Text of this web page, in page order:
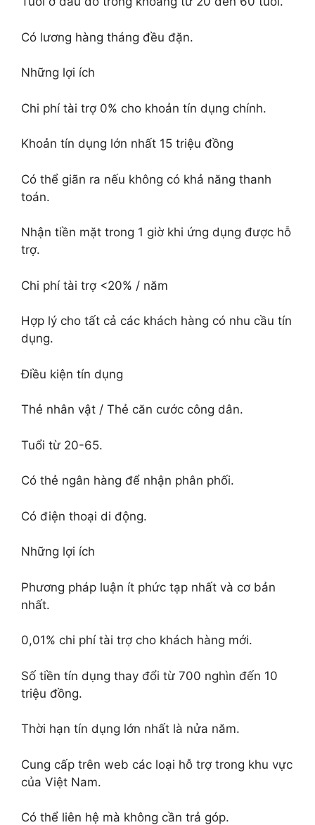
Có lương hàng tháng đều đặn.
Những lợi ích
Chi phí tài trợ 0% cho khoản tín dụng chính.
Khoản tín dụng lớn nhất 15 triệu đồng
Có thể giãn ra nếu không có khả năng thanh
toán.
Nhận tiền mặt trong 1 giờ khi ứng dụng được hỗ
trợ.
Chi phí tài trợ <20% / năm
Hợp lý cho tất cả các khách hàng có nhu cầu tín
dụng.
Điều kiện tín dụng
Thẻ nhân vật / Thẻ căn cước công dân.
Tuổi từ 20-65.
Có thẻ ngân hàng để nhận phân phối.
Có điện thoại di động.
Những lợi ích
Phương pháp luận ít phức tạp nhất và cơ bản
nhất.
0,01% chi phí tài trợ cho khách hàng mới.
Số tiền tín dụng thay đổi từ 700 nghìn đến 10
triệu đồng.
Thời hạn tín dụng lớn nhất là nửa năm.
Cung cấp trên web các loại hỗ trợ trong khu vực
của Việt Nam.
Có thể liên hệ mà không cần trả góp.